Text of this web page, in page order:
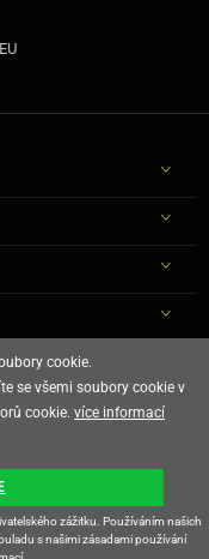
cookie.
se všemi soubory cookie v
cookie. více informací
zážitku. Používáním našich
s našimi zásadami používání